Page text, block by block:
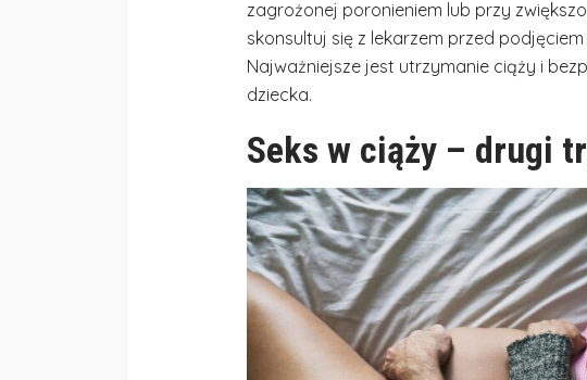
zagrożonej poronieniem lub przy
skonsultuj się z lekarzem przed
Najważniejsze jest utrzymanie ciąży i
dziecka.
Seks w ciąży – drugi